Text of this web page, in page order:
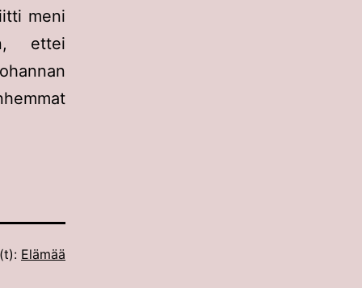
meni
ettei
Elämää